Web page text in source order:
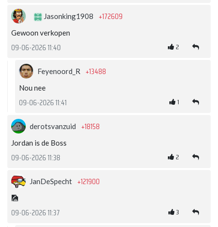
Jasonking1908 +172609
Gewoon verkopen
09-06-2026 11:40 2
Feyenoord_R +13488
Nou nee
09-06-2026 11:41 1
derotsvanzuid +18158
Jordan is de Boss
09-06-2026 11:38 2
JanDeSpecht +121900
🎑
09-06-2026 11:37 3